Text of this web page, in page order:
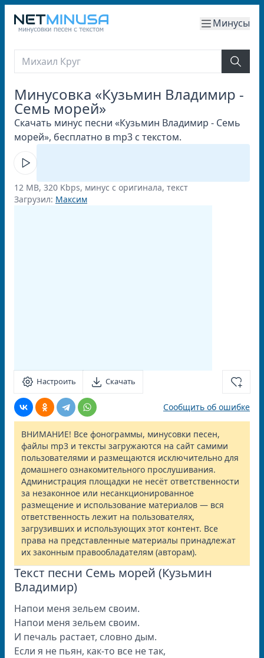
Минусы
Минусовка «Кузьмин Владимир -
Семь морей»
Скачать минус песни «Кузьмин Владимир - Семь
морей», бесплатно в mp3 с текстом.
12 MB, 320 Kbps, минус с оригинала, текст
Загрузил: Максим
Настроить Скачать
Сообщить об ошибке
ВНИМАНИЕ! Все фонограммы, минусовки песен,
файлы mp3 и тексты загружаются на сайт самими
пользователями и размещаются исключительно для
домашнего ознакомительного прослушивания.
Администрация площадки не несёт ответственности
за незаконное или несанкционированное
размещение и использование материалов — вся
ответственность лежит на пользователях,
загрузивших и использующих этот контент. Все
права на представленные материалы принадлежат
их законным правообладателям (авторам).
Текст песни Семь морей (Кузьмин
Владимир)
Напои меня зельем своим.
Напои меня зельем своим.
И печаль растает, словно дым.
Если я не пьян, как-то все не так,